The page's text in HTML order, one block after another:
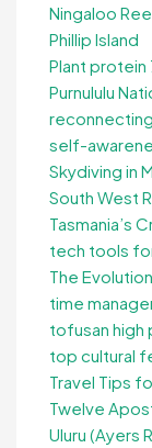
Ningaloo
Phillip Island
Plant protein
Purnululu
self-
Skydiving in
South West
Tasmania’s
tech tools
The
time
tofusan high
top cultural
Travel Tips
Twelve
Uluru (Ayers